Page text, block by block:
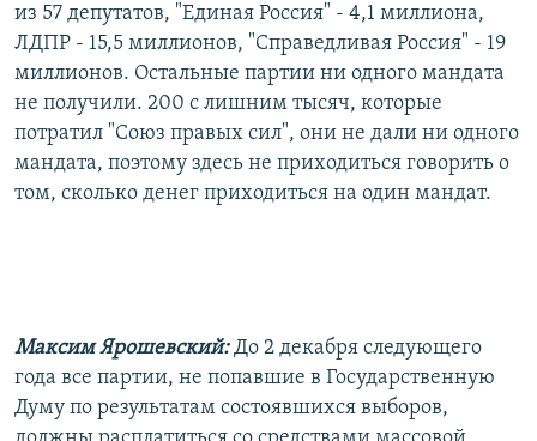
из 57 депутатов, "Единая Россия" - 4,1 миллиона,
ЛДПР - 15,5 миллионов, "Справедливая Россия" - 19
миллионов. Остальные партии ни одного мандата
не получили. 200 с лишним тысяч, которые
потратил "Союз правых сил", они не дали ни одного
мандата, поэтому здесь не приходиться говорить о
том, сколько денег приходиться на один мандат.
Максим Ярошевский: До 2 декабря следующего
года все партии, не попавшие в Государственную
Думу по результатам состоявшихся выборов,